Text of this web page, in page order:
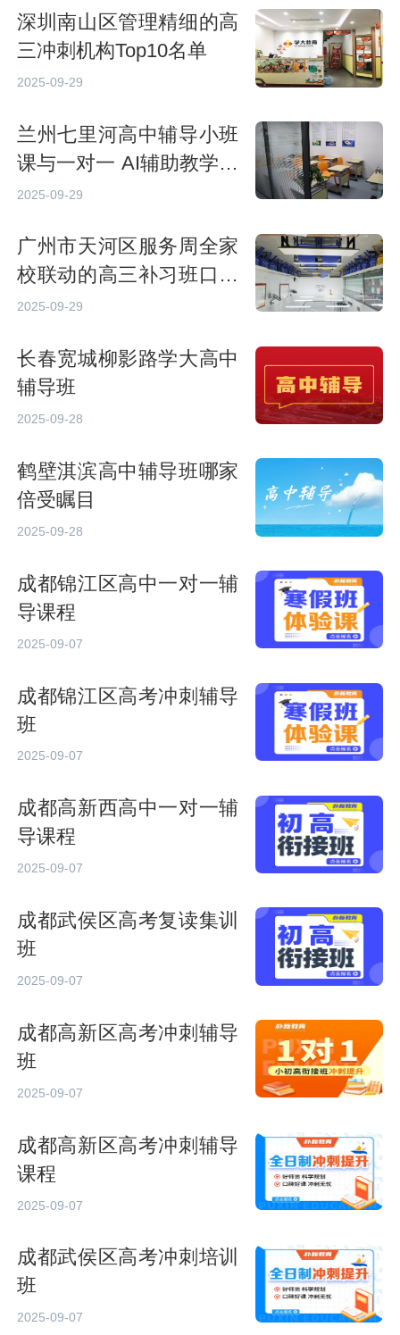
深圳南山区管理精细的高
三冲刺机构Top10名单
2025-09-29
兰州七里河高中辅导小班
课与一对一 AI辅助教学效
果对比
2025-09-29
广州市天河区服务周全家
校联动的高三补习班口碑
名单
2025-09-29
长春宽城柳影路学大高中
辅导班
2025-09-28
鹤壁淇滨高中辅导班哪家
倍受瞩目
2025-09-28
成都锦江区高中一对一辅
导课程
2025-09-07
成都锦江区高考冲刺辅导
班
2025-09-07
成都高新西高中一对一辅
导课程
2025-09-07
成都武侯区高考复读集训
班
2025-09-07
成都高新区高考冲刺辅导
班
2025-09-07
成都高新区高考冲刺辅导
课程
2025-09-07
成都武侯区高考冲刺培训
班
2025-09-07